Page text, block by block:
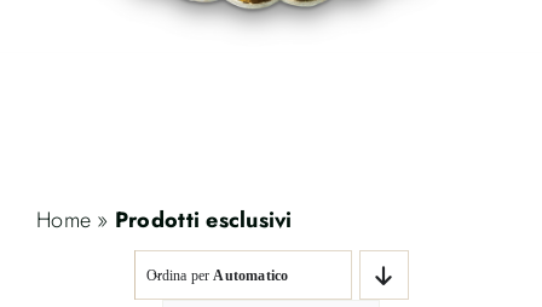
Home » Prodotti esclusivi
Ordina per Automatico